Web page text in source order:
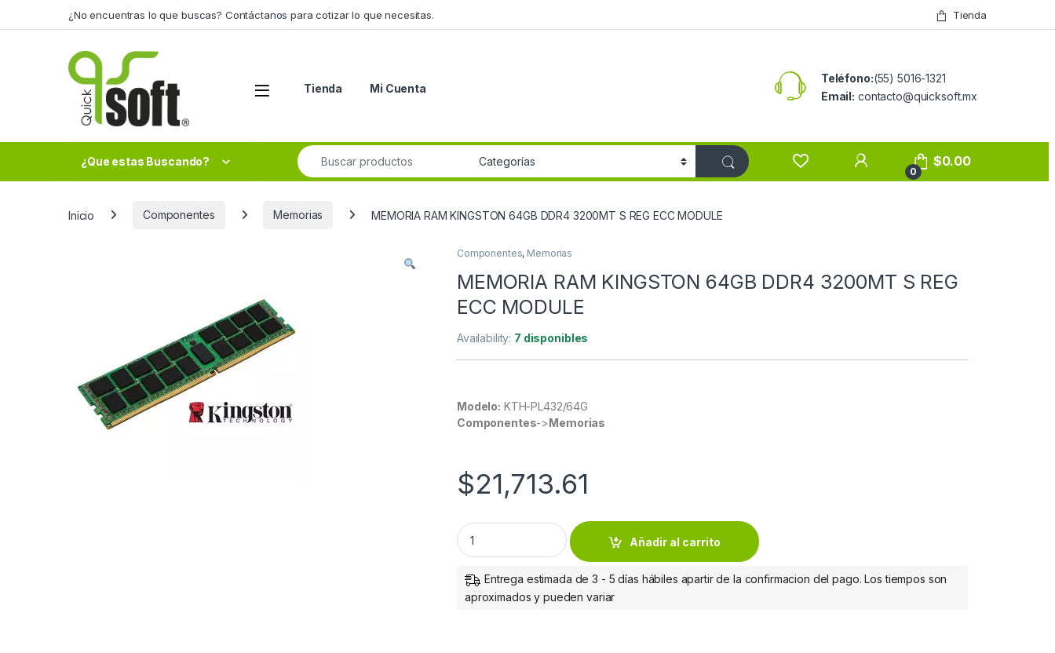
¿No encuentras lo que buscas? Contáctanos para cotizar lo que necesitas. Tienda
Tienda Mi Cuenta
Teléfono:(55) 5016-1321
Email: contacto@quicksoft.mx
¿Que estas Buscando?
Search for:
0
$0.00
Inicio Componentes Memorias MEMORIA RAM KINGSTON 64GB DDR4 3200MT S REG ECC MODULE
Componentes, Memorias
MEMORIA RAM KINGSTON 64GB DDR4 3200MT S REG
ECC MODULE
Availability: 7 disponibles
Modelo: KTH-PL432/64G
Componentes->Memorias
$21,713.61
MEMORIA RAM KINGSTON 64GB DDR4 3200MT S REG ECC MODULE quantity
Añadir al carrito
Entrega estimada de 3 - 5 días hábiles apartir de la confirmacion del pago. Los tiempos son
aproximados y pueden variar